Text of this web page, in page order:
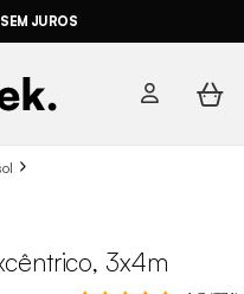
JUROS
3x4m